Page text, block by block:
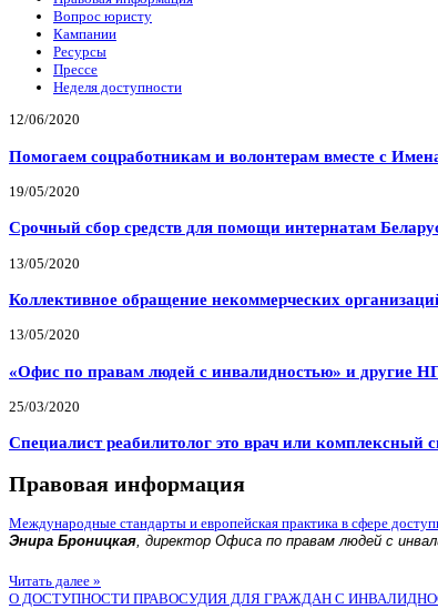
Вопрос юристу
Кампании
Ресурсы
Прессе
Неделя доступности
12/06/2020
Помогаем соцработникам и волонтерам вместе с
19/05/2020
Срочный сбор средств для помощи интернатам
13/05/2020
Коллективное обращение некоммерческих
13/05/2020
«Офис по правам людей с инвалидностью» и другие
25/03/2020
Специалист реабилитолог это врач или
Правовая информация
Международные стандарты и европейская практика в сфере
Энира Броницкая, директор Офиса по правам людей с
Читать далее »
О ДОСТУПНОСТИ ПРАВОСУДИЯ ДЛЯ ГРАЖДАН С